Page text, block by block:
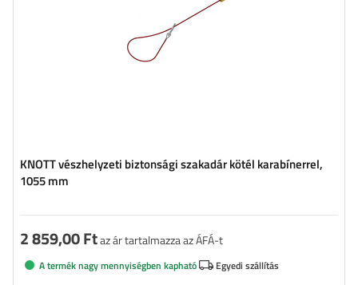
KNOTT vészhelyzeti biztonsági szakadár kötél karabínerrel,
1055 mm
2 859,00 Ftaz ár tartalmazza az ÁFÁ-t
A termék nagy mennyiségben kapható Egyedi szállítás